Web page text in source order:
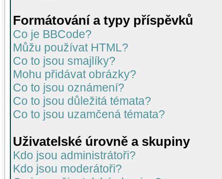
Formátování a typy příspěvků
Co je BBCode?
Můžu používat HTML?
Co to jsou smajlíky?
Mohu přidávat obrázky?
Co to jsou oznámení?
Co to jsou důležitá témata?
Co to jsou uzamčená témata?
Uživatelské úrovně a skupiny
Kdo jsou administrátoři?
Kdo jsou moderátoři?